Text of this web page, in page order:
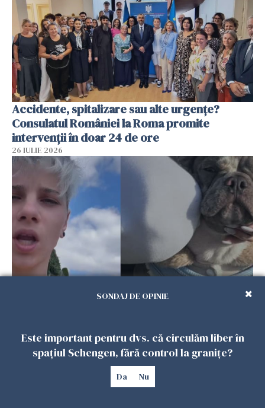
Accidente, spitalizare sau alte urgențe?
Consulatul României la Roma promite
intervenții în doar 24 de ore
26 IULIE 2026
Ce a pățit o româncă în timp ce își plimba
25 IULIE 2026
SONDAJ DE OPINIE
Este important pentru dvs. că circulăm liber în
spațiul Schengen, fără control la granițe?
Da Nu